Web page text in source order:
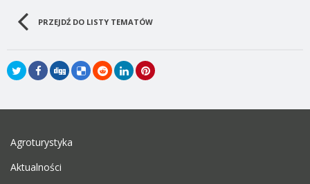
PRZEJDŹ DO LISTY TEMATÓW
Agroturystyka
Aktualności